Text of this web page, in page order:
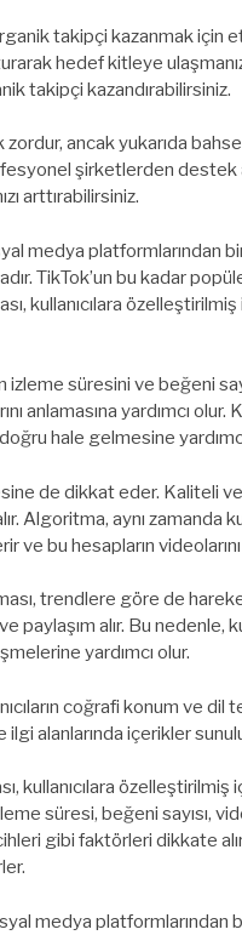
takipçi kazanmak için
hedef kitleye
takipçi kazandırabilirsiniz.
ancak yukarıda
şirketlerden destek
arttırabilirsiniz.
medya platformlarından
TikTok’un bu kadar
kullanıcılara
izleme süresini ve beğeni
anlamasına yardımcı olur.
hale gelmesine
de dikkat eder. Kaliteli
Algoritma, aynı zamanda
ve bu hesapların
trendlere göre de
paylaşım alır. Bu nedenle,
yardımcı olur.
coğrafi konum ve
ilgi alanlarında içerikler
kullanıcılara özelleştirilmiş
süresi, beğeni sayısı,
gibi faktörleri dikkate
medya platformlarından